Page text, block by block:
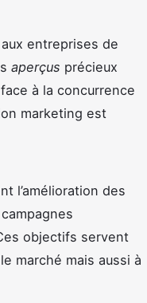
entreprises de
aperçus précieux
à la concurrence
marketing est
l’amélioration des
objectifs servent
marché mais aussi à